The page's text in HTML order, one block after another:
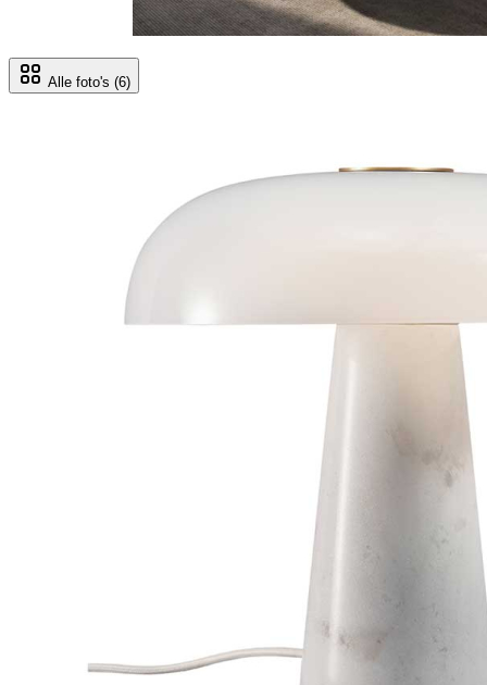
Alle foto's (6)